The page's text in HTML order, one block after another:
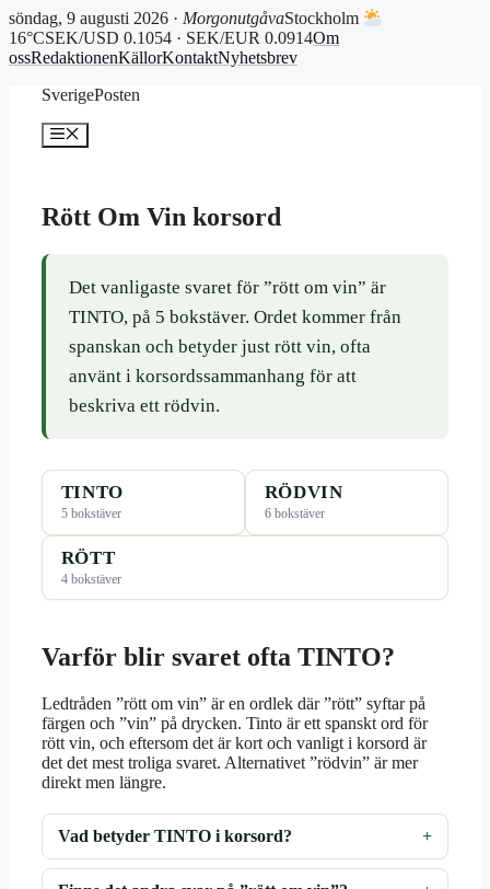
söndag, 9 augusti 2026 · MorgonutgåvaStockholm
16°CSEK/USD 0.1054 · SEK/EUR 0.0914Om
ossRedaktionenKällorKontaktNyhetsbrev
SverigePosten
Meny
Rött Om Vin korsord
Det vanligaste svaret för ”rött om vin” är
TINTO, på 5 bokstäver. Ordet kommer från
spanskan och betyder just rött vin, ofta
använt i korsordssammanhang för att
beskriva ett rödvin.
TINTO
5 bokstäver
RÖDVIN
6 bokstäver
RÖTT
4 bokstäver
Varför blir svaret ofta TINTO?
Ledtråden ”rött om vin” är en ordlek där ”rött” syftar på
färgen och ”vin” på drycken. Tinto är ett spanskt ord för
rött vin, och eftersom det är kort och vanligt i korsord är
det det mest troliga svaret. Alternativet ”rödvin” är mer
direkt men längre.
Vad betyder TINTO i korsord?